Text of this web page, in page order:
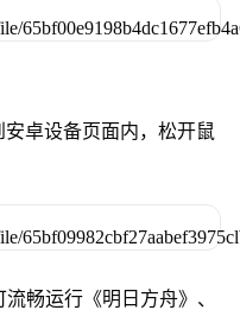
安卓设备页面内，松开鼠
畅运行《明日方舟》、